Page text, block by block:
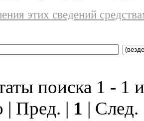
этих сведений
поиска 1 - 1
| Пред. | 1 |